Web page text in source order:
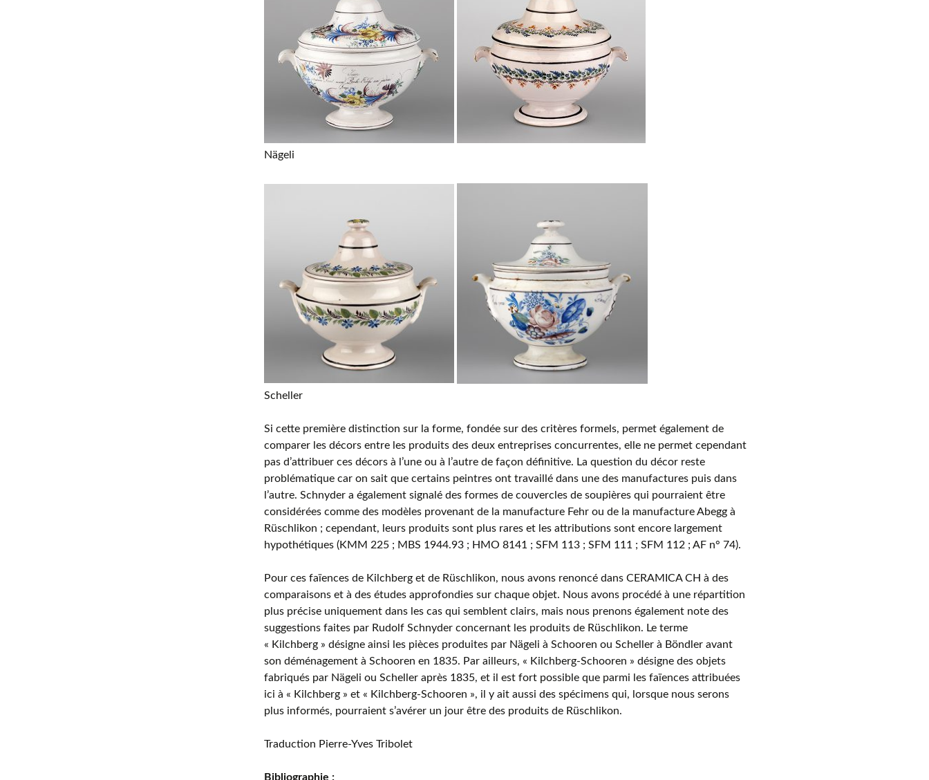
Nägeli
Scheller
Si cette première distinction sur la forme, fondée sur des critères formels, permet également de
comparer les décors entre les produits des deux entreprises concurrentes, elle ne permet cependant
pas d’attribuer ces décors à l’une ou à l’autre de façon définitive. La question du décor reste
problématique car on sait que certains peintres ont travaillé dans une des manufactures puis dans
l’autre. Schnyder a également signalé des formes de couvercles de soupières qui pourraient être
considérées comme des modèles provenant de la manufacture Fehr ou de la manufacture Abegg à
Rüschlikon ; cependant, leurs produits sont plus rares et les attributions sont encore largement
hypothétiques (KMM 225 ; MBS 1944.93 ; HMO 8141 ; SFM 113 ; SFM 111 ; SFM 112 ; AF n° 74).
Pour ces faïences de Kilchberg et de Rüschlikon, nous avons renoncé dans CERAMICA CH à des
comparaisons et à des études approfondies sur chaque objet. Nous avons procédé à une répartition
plus précise uniquement dans les cas qui semblent clairs, mais nous prenons également note des
suggestions faites par Rudolf Schnyder concernant les produits de Rüschlikon. Le terme
« Kilchberg » désigne ainsi les pièces produites par Nägeli à Schooren ou Scheller à Böndler avant
son déménagement à Schooren en 1835. Par ailleurs, « Kilchberg-Schooren » désigne des objets
fabriqués par Nägeli ou Scheller après 1835, et il est fort possible que parmi les faïences attribuées
ici à « Kilchberg » et « Kilchberg-Schooren », il y ait aussi des spécimens qui, lorsque nous serons
plus informés, pourraient s’avérer un jour être des produits de Rüschlikon.
Traduction Pierre-Yves Tribolet
Bibliographie :